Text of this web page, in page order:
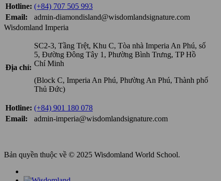
Hotline: (+84) 707 505 993
Email:
admin-diamondisland@wisdomlandsignature.com
Wisdomland Imperia
Địa chỉ:
SC2-3, Tầng Trệt, Khu C, Tòa nhà Imperia An Phú, số
5, Đường Đông Tây 1, Phường Bình Trưng, TP Hồ
Chí Minh
(Block C, Imperia An Phú, Phường An Phú, Thành phố
Thủ Đức)
Hotline: (+84) 901 180 078
Email:
admin-imperia@wisdomlandsignature.com
Bản quyền thuộc về © 2025 Wisdomland World School.